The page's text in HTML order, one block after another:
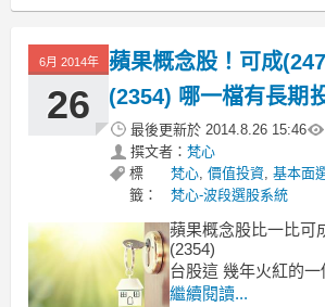
觀念，所謂的量先價
走勢的一個方法，通
漲或是下跌都會透過
反應，當股價位於低
6月 2014年
26
蘋果概念股！可成
(2354) 哪一檔有長期
最後更新於 2014.8.26 15:46
撰文者： 梵心
標
籤：
梵心, 價值投資, 基本面
梵心-波段選股系統
蘋果概念股比一比可
(2354)
台股這 幾年火紅的
「蘋果概念股」
繼續閱讀...